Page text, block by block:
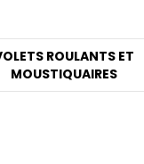
ROULANTS ET
MOUSTIQUAIRES